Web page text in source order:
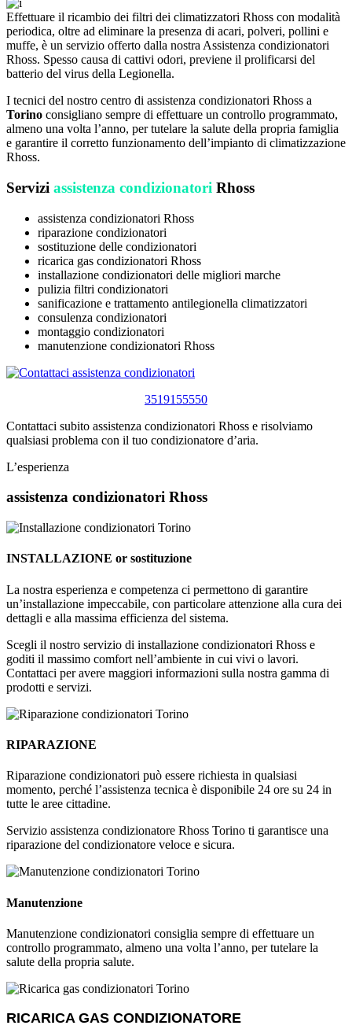
Effettuare il ricambio dei filtri dei climatizzatori Rhoss con modalità
periodica, oltre ad eliminare la presenza di acari, polveri, pollini e
muffe, è un servizio offerto dalla nostra Assistenza condizionatori
Rhoss. Spesso causa di cattivi odori, previene il prolificarsi del
batterio del virus della Legionella.
I tecnici del nostro centro di assistenza condizionatori Rhoss a
Torino consigliano sempre di effettuare un controllo programmato,
almeno una volta l’anno, per tutelare la salute della propria famiglia
e garantire il corretto funzionamento dell’impianto di climatizzazione
Rhoss.
Servizi assistenza condizionatori Rhoss
assistenza condizionatori Rhoss
riparazione condizionatori
sostituzione delle condizionatori
ricarica gas condizionatori Rhoss
installazione condizionatori delle migliori marche
pulizia filtri condizionatori
sanificazione e trattamento antilegionella climatizzatori
consulenza condizionatori
montaggio condizionatori
manutenzione condizionatori Rhoss
3519155550
Contattaci subito assistenza condizionatori Rhoss e risolviamo
qualsiasi problema con il tuo condizionatore d’aria.
L’esperienza
assistenza condizionatori Rhoss
INSTALLAZIONE or sostituzione
La nostra esperienza e competenza ci permettono di garantire
un’installazione impeccabile, con particolare attenzione alla cura dei
dettagli e alla massima efficienza del sistema.
Scegli il nostro servizio di installazione condizionatori Rhoss e
goditi il massimo comfort nell’ambiente in cui vivi o lavori.
Contattaci per avere maggiori informazioni sulla nostra gamma di
prodotti e servizi.
RIPARAZIONE
Riparazione condizionatori può essere richiesta in qualsiasi
momento, perché l’assistenza tecnica è disponibile 24 ore su 24 in
tutte le aree cittadine.
Servizio assistenza condizionatore Rhoss Torino ti garantisce una
riparazione del condizionatore veloce e sicura.
Manutenzione
Manutenzione condizionatori consiglia sempre di effettuare un
controllo programmato, almeno una volta l’anno, per tutelare la
salute della propria salute.
RICARICA GAS CONDIZIONATORE